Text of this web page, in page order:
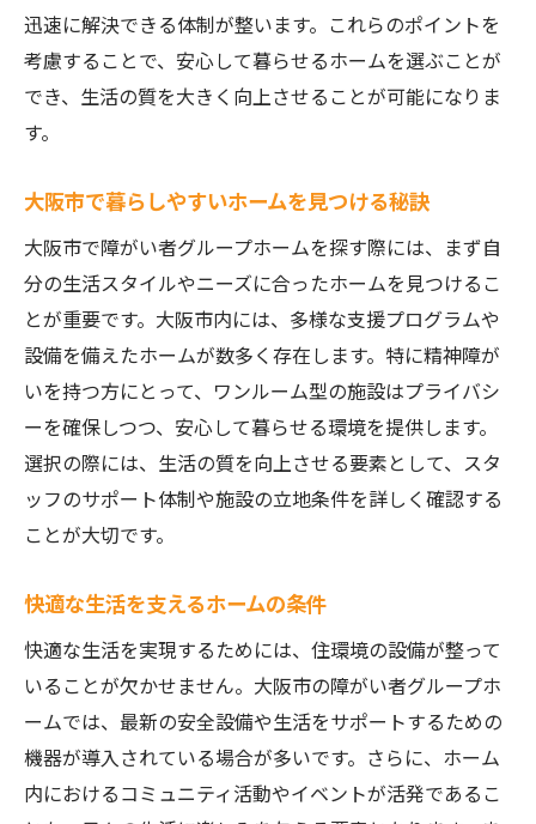
迅速に解決できる体制が整います。これらのポイントを
考慮することで、安心して暮らせるホームを選ぶことが
でき、生活の質を大きく向上させることが可能になりま
す。
大阪市で暮らしやすいホームを見つける秘訣
大阪市で障がい者グループホームを探す際には、まず自
分の生活スタイルやニーズに合ったホームを見つけるこ
とが重要です。大阪市内には、多様な支援プログラムや
設備を備えたホームが数多く存在します。特に精神障が
いを持つ方にとって、ワンルーム型の施設はプライバシ
ーを確保しつつ、安心して暮らせる環境を提供します。
選択の際には、生活の質を向上させる要素として、スタ
ッフのサポート体制や施設の立地条件を詳しく確認する
ことが大切です。
快適な生活を支えるホームの条件
快適な生活を実現するためには、住環境の設備が整って
いることが欠かせません。大阪市の障がい者グループホ
ームでは、最新の安全設備や生活をサポートするための
機器が導入されている場合が多いです。さらに、ホーム
内におけるコミュニティ活動やイベントが活発であるこ